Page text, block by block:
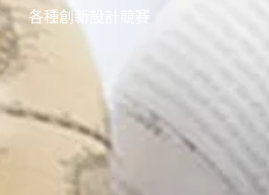
各種創新設計競賽